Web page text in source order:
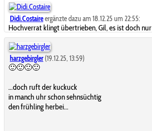
Didi.Costaireergänzte dazu am 18.12.25 um 22:55:
Hochverrat klingt übertrieben, Gil, es ist doch
harzgebirgler(19.12.25, 13:59)
🙂🙂🙂🙂
...doch ruft der kuckuck
in manch uhr schon sehnsüchtig
den frühling herbei...